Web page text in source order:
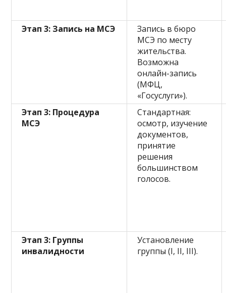
Этап 3: Запись на МСЭ
Запись в бюро
МСЭ по месту
жительства.
Возможна
онлайн-запись
(МФЦ,
«Госуслуги»).
Этап 3: Процедура
МСЭ
Стандартная:
осмотр, изучение
документов,
принятие
решения
большинством
голосов.
Этап 3: Группы
инвалидности
Установление
группы (I, II, III).